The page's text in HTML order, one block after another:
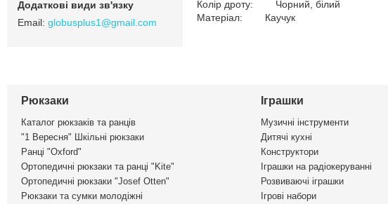
Колір дроту: Чорний, білий
Матеріал: Каучук
globusplus1@gmail.com
Рюкзаки
Каталог рюкзаків та ранців
"1 Вересня" Шкільні рюкзаки
Ранці "Oxford"
Ортопедичні рюкзаки та ранці "Kite"
Ортопедичні рюкзаки "Josef Otten"
Рюкзаки та сумки молодіжні
Іграшки
Музичні інструменти
Дитячі кухні
Конструктори
Іграшки на радіокеруванні
Розвиваючі іграшки
Ігрові набори